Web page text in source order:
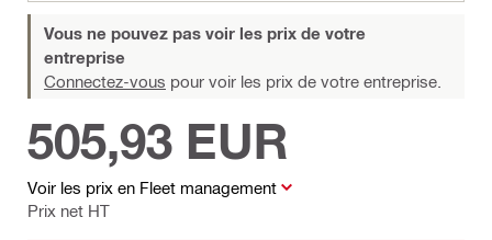
Vous ne pouvez pas voir les prix de votre
entreprise
Connectez-vous pour voir les prix de votre entreprise.
Voir les prix en Fleet management
Prix net HT
505,93 EUR